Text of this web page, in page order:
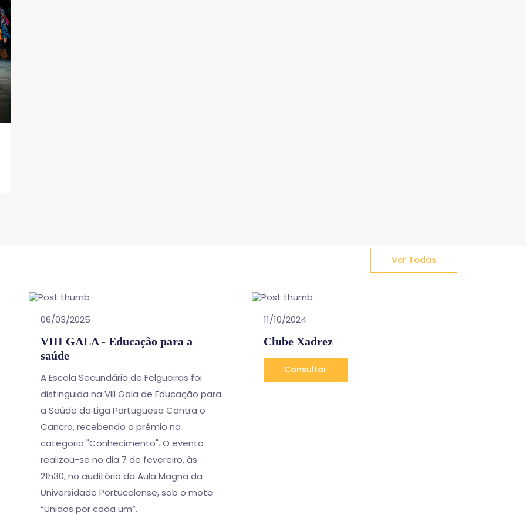
Ver Todas
06/03/2025
VIII GALA - Educação para a
saúde
A Escola Secundária de Felgueiras foi
distinguida na VIII Gala de Educação para
a Saúde da Liga Portuguesa Contra o
Cancro, recebendo o prémio na
categoria "Conhecimento". O evento
realizou-se no dia 7 de fevereiro, às
21h30, no auditório da Aula Magna da
Universidade Portucalense, sob o mote
“Unidos por cada um”.
11/10/2024
Clube Xadrez
Consultar